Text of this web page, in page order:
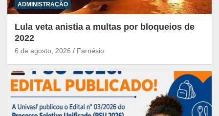
ADMINISTRAÇÃO
Lula veta anistia a multas por bloqueios de
2022
6 de agosto, 2026 Farnésio